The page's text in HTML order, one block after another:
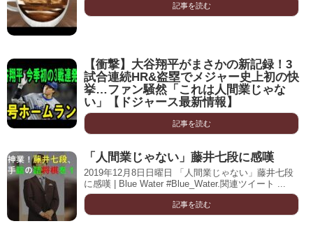
記事を読む
【衝撃】大谷翔平がまさかの新記録！3
試合連続HR&盗塁でメジャー史上初の快
挙…ファン騒然「これは人間業じゃな
い」【ドジャース最新情報】
記事を読む
「人間業じゃない」藤井七段に感嘆
2019年12月8日日曜日 「人間業じゃない」藤井七段
に感嘆 | Blue Water #Blue_Water.関連ツイート ...
記事を読む